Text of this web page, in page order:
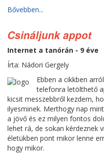
Bővebben...
Csináljunk appot
Internet a tanórán - 9 éve
Írta: Nádori Gergely
Ebben a cikkben
telefonra letölthető
kicsit messzebbről kezdem,
ilyesminek. Merthogy nap
a jövő és ez milyen fontos
lehet rá, de sokan kérdeznek
életükben pont mikor lenne
hogy mikor.